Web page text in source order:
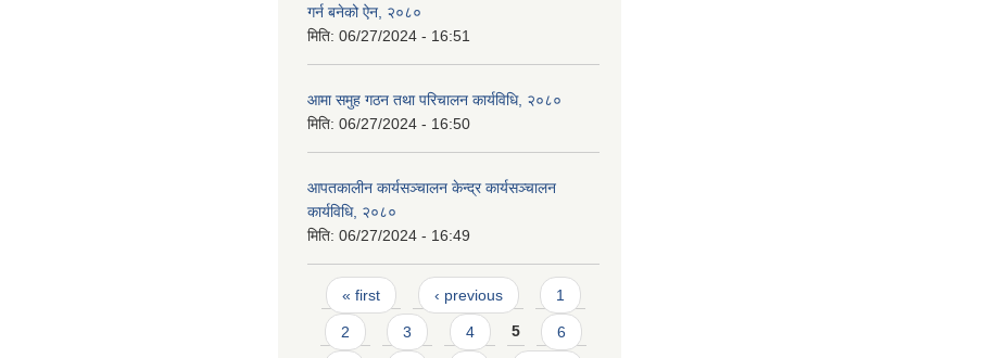
गर्न बनेको ऐन, २०८०
मिति: 06/27/2024 - 16:51
आमा समुह गठन तथा परिचालन कार्यविधि, २०८०
मिति: 06/27/2024 - 16:50
आपतकालीन कार्यसञ्चालन केन्द्र कार्यसञ्चालन
कार्यविधि, २०८०
मिति: 06/27/2024 - 16:49
Pages
« first ‹ previous 1
2 3 4 5 6